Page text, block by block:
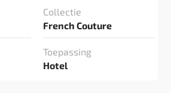
Collectie
French Couture
Toepassing
Hotel